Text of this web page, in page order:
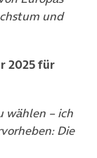
und
2025 für
wählen – ich
Die